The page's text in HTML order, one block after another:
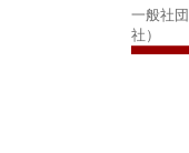
一般社
社）